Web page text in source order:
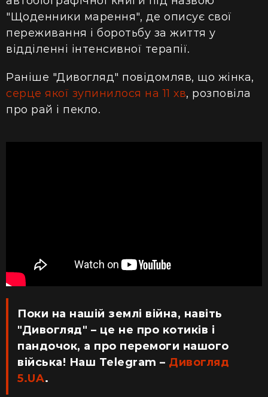
"Щоденники марення", де описує свої
переживання і боротьбу за життя у
відділенні інтенсивної терапії.
Раніше "Дивогляд" повідомляв, що жінка,
серце якої зупинилося на 11 хв, розповіла
про рай і пекло.
Поки на нашій землі війна, навіть
"Дивогляд" – це не про котиків і
пандочок, а про перемоги нашого
війська! Наш Telegram – Дивогляд
5.UA.